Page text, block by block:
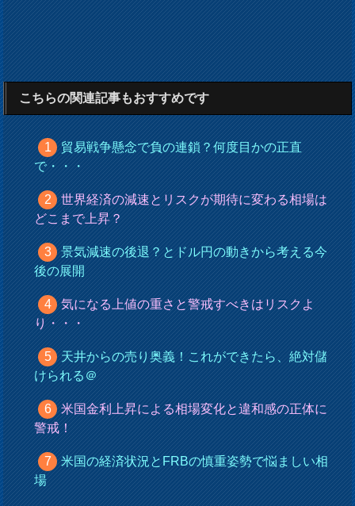
こちらの関連記事もおすすめです
貿易戦争懸念で負の連鎖？何度目かの正直
で・・・
世界経済の減速とリスクが期待に変わる相場は
どこまで上昇？
景気減速の後退？とドル円の動きから考える今
後の展開
気になる上値の重さと警戒すべきはリスクよ
り・・・
天井からの売り奥義！これができたら、絶対儲
けられる＠
米国金利上昇による相場変化と違和感の正体に
警戒！
米国の経済状況とFRBの慎重姿勢で悩ましい相
場